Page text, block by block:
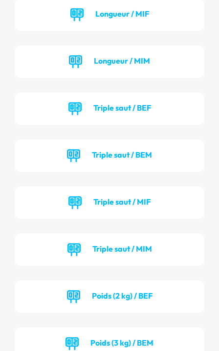
Longueur / MIF
Longueur / MIM
Triple saut / BEF
Triple saut / BEM
Triple saut / MIF
Triple saut / MIM
Poids (2 kg) / BEF
Poids (3 kg) / BEM